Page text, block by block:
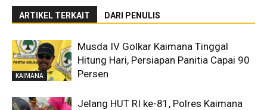
ARTIKEL TERKAIT DARI PENULIS
KAIMANA
Musda IV Golkar Kaimana Tinggal
Hitung Hari, Persiapan Panitia Capai 90
Persen
Jelang HUT RI ke-81, Polres Kaimana